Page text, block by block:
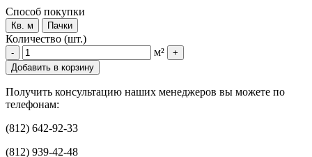
Способ покупки
Кв. м Пачки
Количество (шт.)
- м²
+
Добавить в корзину
Получить консультацию наших менеджеров вы можете по
телефонам:
(812) 642-92-33
(812) 939-42-48